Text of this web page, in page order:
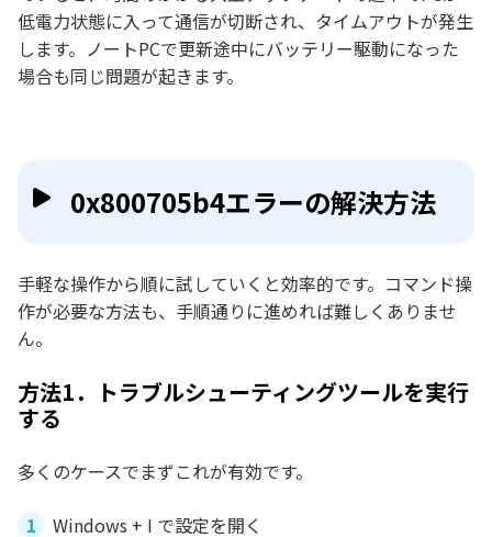
低電力状態に入って通信が切断され、タイムアウトが発生
します。ノートPCで更新途中にバッテリー駆動になった
場合も同じ問題が起きます。
0x800705b4エラーの解決方法
手軽な操作から順に試していくと効率的です。コマンド操
作が必要な方法も、手順通りに進めれば難しくありませ
ん。
方法1．トラブルシューティングツールを実行
する
多くのケースでまずこれが有効です。
Windows + I で設定を開く